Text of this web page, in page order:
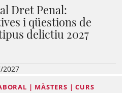
Dret Penal:
i qüestions de
delictiu 2027
2027
| MÀSTERS | CURS